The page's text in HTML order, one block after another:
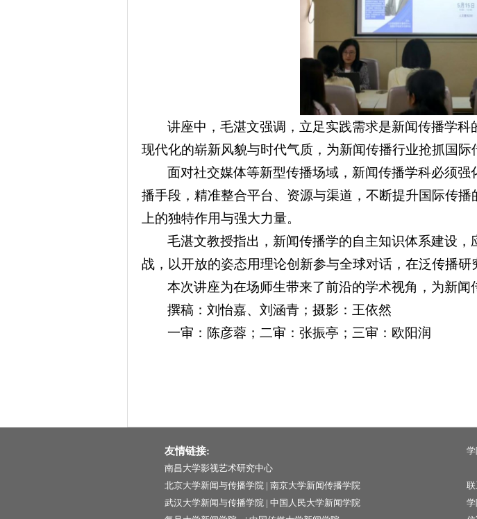
讲座中，毛湛文强调，立足实践需求是新闻传播学
现代化的崭新风貌与时代气质，为新闻传播行业抢抓国际
面对社交媒体等新型传播场域，新闻传播学科必须
播手段，精准整合平台、资源与渠道，不断提升国际传
上的独特作用与强大力量。
毛湛文教授指出，新闻传播学的自主知识体系建设
战，以开放的姿态用理论创新参与全球对话，在泛传播研
本次讲座为在场师生带来了前沿的学术视角，为新闻
撰稿：刘怡嘉、刘涵青；摄影：王依然
一审：陈彦蓉；二审：张振亭；三审：欧阳润
友情链接:
南昌大学影视艺术研究中心
北京大学新闻与传播学院 | 南京大学新闻传播学院
武汉大学新闻与传播学院 | 中国人民大学新闻学院
学
联
学